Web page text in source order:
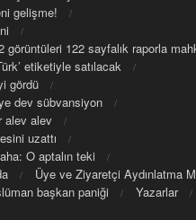
gelişme!
görüntüleri 122 sayfalık raporla
etiketiyle satılacak
gördü
dev sübvansiyon
alev alev
uzattı
O aptalın teki
Üye ve Ziyaretçi Aydınlatma
başkan paniği
Yazarlar